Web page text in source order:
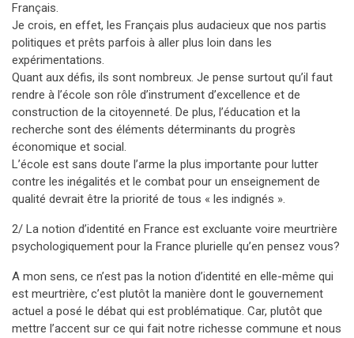
Français.
Je crois, en effet, les Français plus audacieux que nos partis
politiques et prêts parfois à aller plus loin dans les
expérimentations.
Quant aux défis, ils sont nombreux. Je pense surtout qu’il faut
rendre à l’école son rôle d’instrument d’excellence et de
construction de la citoyenneté. De plus, l’éducation et la
recherche sont des éléments déterminants du progrès
économique et social.
L’école est sans doute l’arme la plus importante pour lutter
contre les inégalités et le combat pour un enseignement de
qualité devrait être la priorité de tous « les indignés ».
2/ La notion d’identité en France est excluante voire meurtrière
psychologiquement pour la France plurielle qu’en pensez vous?
A mon sens, ce n’est pas la notion d’identité en elle-même qui
est meurtrière, c’est plutôt la manière dont le gouvernement
actuel a posé le débat qui est problématique. Car, plutôt que
mettre l’accent sur ce qui fait notre richesse commune et nous